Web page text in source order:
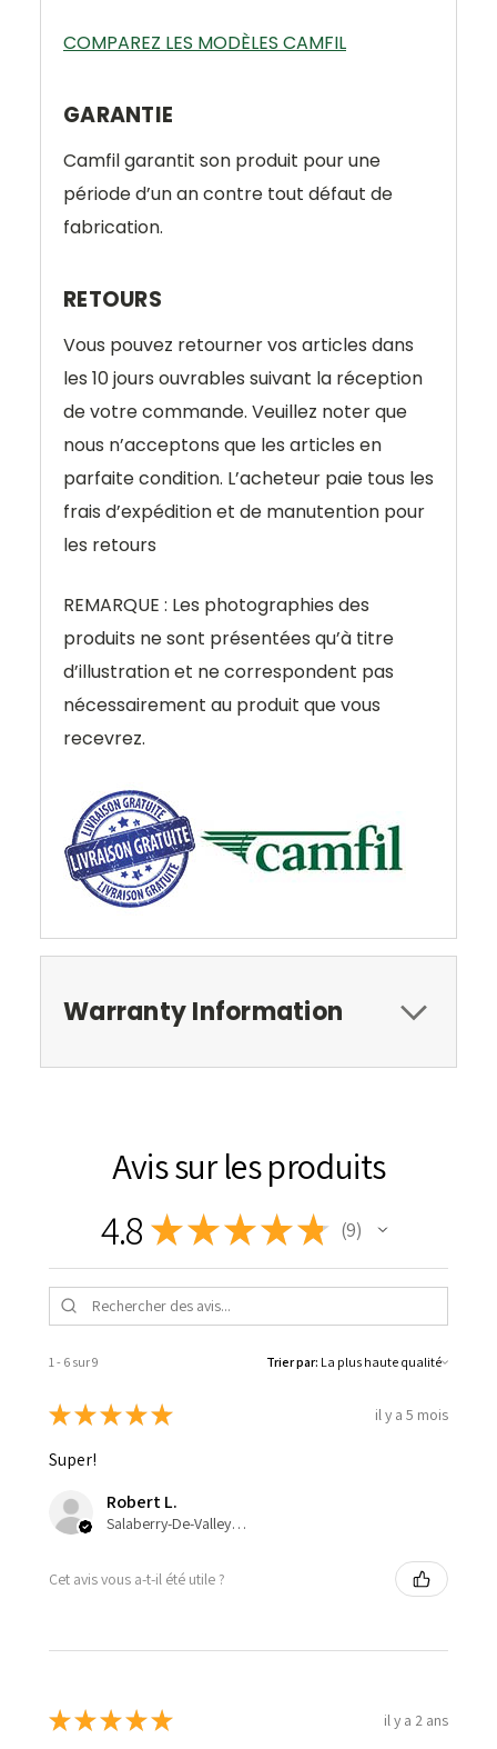
COMPAREZ LES MODÈLES CAMFIL
GARANTIE
Camfil garantit son produit pour une
période d’un an contre tout défaut de
fabrication.
RETOURS
Vous pouvez retourner vos articles dans
les 10 jours ouvrables suivant la réception
de votre commande. Veuillez noter que
nous n’acceptons que les articles en
parfaite condition. L’acheteur paie tous les
frais d’expédition et de manutention pour
les retours
REMARQUE : Les photographies des
produits ne sont présentées qu’à titre
d’illustration et ne correspondent pas
nécessairement au produit que vous
recevrez.
Warranty Information
Avis sur les produits
4.8 ★★★★★ 9
9
1 - 6 sur 9 Trier par:
★★★★★ il y a 5 mois
Super!
Robert L.
Salaberry-De-Valleyfield, QC
Cet avis vous a-t-il été utile ?
★★★★★ il y a 2 ans